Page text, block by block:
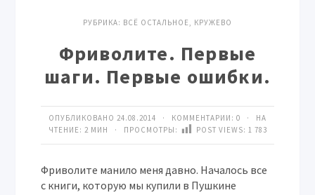
РУБРИКА: ВСЁ ОСТАЛЬНОЕ, КРУЖЕВО
Фриволите. Первые
шаги. Первые ошибки.
ОПУБЛИКОВАНО 24.08.2014 · КОММЕНТАРИИ: 0 · НА
ЧТЕНИЕ: 2 МИН · ПРОСМОТРЫ:
POST VIEWS: 1 783
Фриволите манило меня давно. Началось все
с книги, которую мы купили в Пушкине